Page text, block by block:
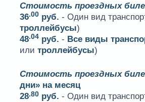
Стоимость проездных
36.00 руб. - Один вид
троллейбусы)
48.04 руб. - Все виды
илитроллейбусы)
Стоимость проездных
дни» на месяц
28.80 руб. - Один вид